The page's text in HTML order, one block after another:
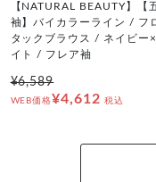
【NATURAL BEAUTY】【
袖】バイカラーライン / フ
タックブラウス / ネイビー
イト / フレア袖
¥6,589
WEB価格¥4,612 税込